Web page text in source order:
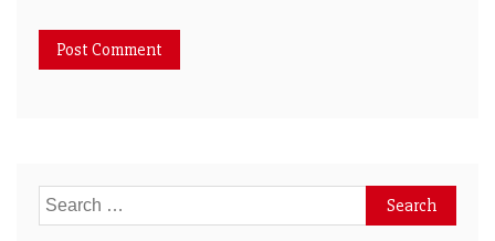
Search
for: